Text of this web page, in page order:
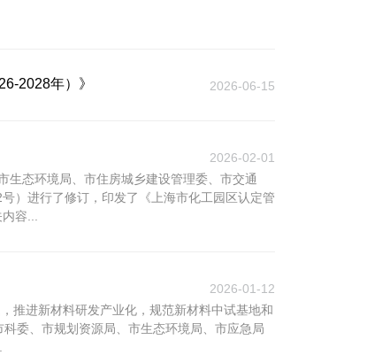
2028年）》 2026-06-15
2026-02-01
生态环境局、市住房城乡建设管理委、市交通
）进行了修订，印发了《上海市化工园区认定管
容...
2026-01-12
推进新材料研发产业化，规范新材料中试基地和
委、市规划资源局、市生态环境局、市应急局